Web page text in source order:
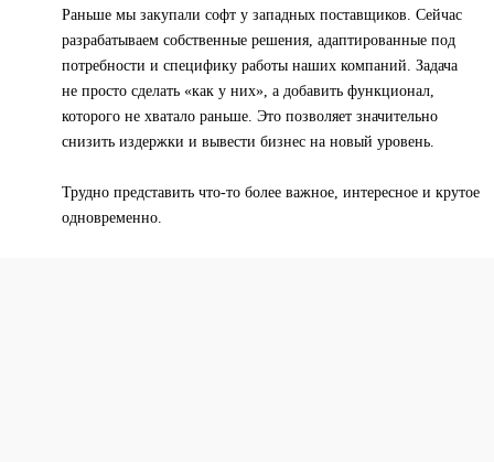
Раньше мы закупали софт у западных поставщиков. Сейчас
разрабатываем собственные решения, адаптированные под
потребности и специфику работы наших компаний. Задача
не просто сделать «как у них», а добавить функционал,
которого не хватало раньше. Это позволяет значительно
снизить издержки и вывести бизнес на новый уровень.
Трудно представить что-то более важное, интересное и крутое
одновременно.